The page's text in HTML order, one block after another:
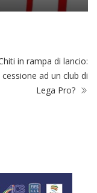
in rampa di lancio:
ad un club di
Lega Pro?